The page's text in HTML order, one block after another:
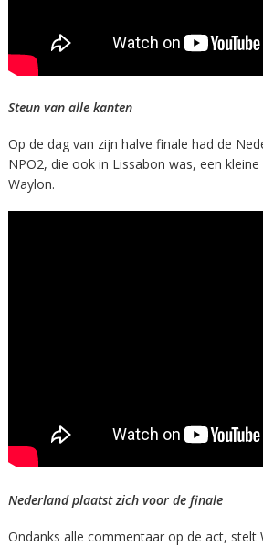
Steun van alle kanten
Op de dag van zijn halve finale had de
NPO2, die ook in Lissabon was, een
Waylon.
Nederland plaatst zich voor de finale
Ondanks alle commentaar op de act, stelt